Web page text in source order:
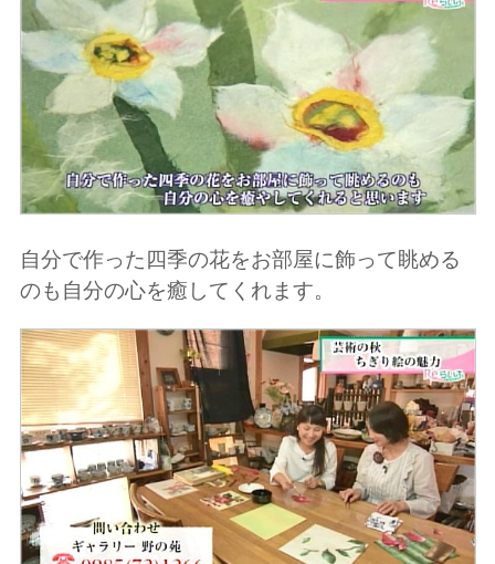
自分で作った四季の花をお部屋に飾って眺める
のも自分の心を癒してくれます。